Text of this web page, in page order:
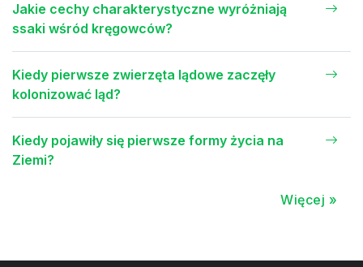
Jakie cechy charakterystyczne wyróżniają
ssaki wśród kręgowców?
Kiedy pierwsze zwierzęta lądowe zaczęły
kolonizować ląd?
Kiedy pojawiły się pierwsze formy życia na
Ziemi?
Więcej »